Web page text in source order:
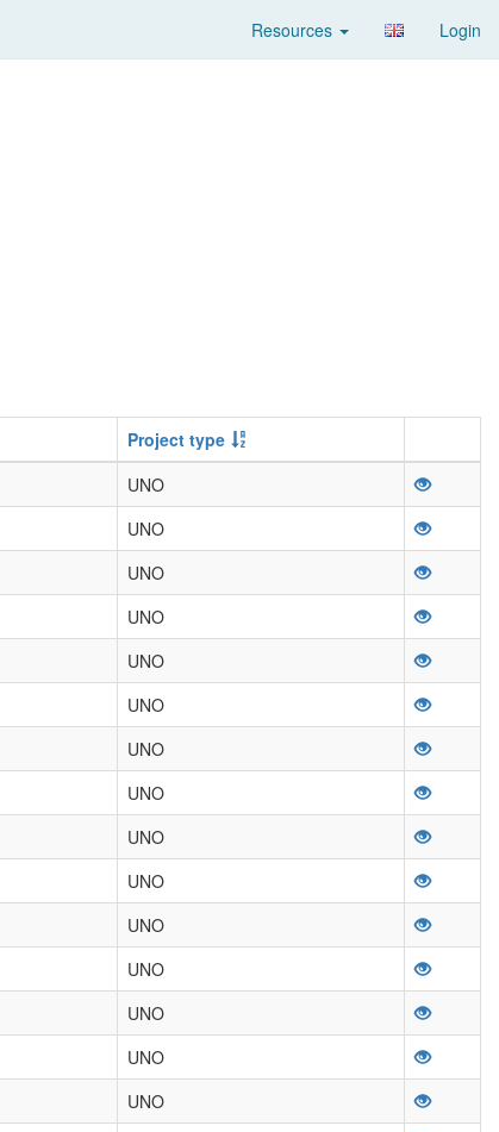
Login
Resources
Project type
UNO
UNO
UNO
UNO
UNO
UNO
UNO
UNO
UNO
UNO
UNO
UNO
UNO
UNO
UNO